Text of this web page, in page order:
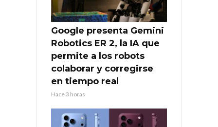
Google presenta Gemini
Robotics ER 2, la IA que
permite a los robots
colaborar y corregirse
en tiempo real
Hace 3 horas